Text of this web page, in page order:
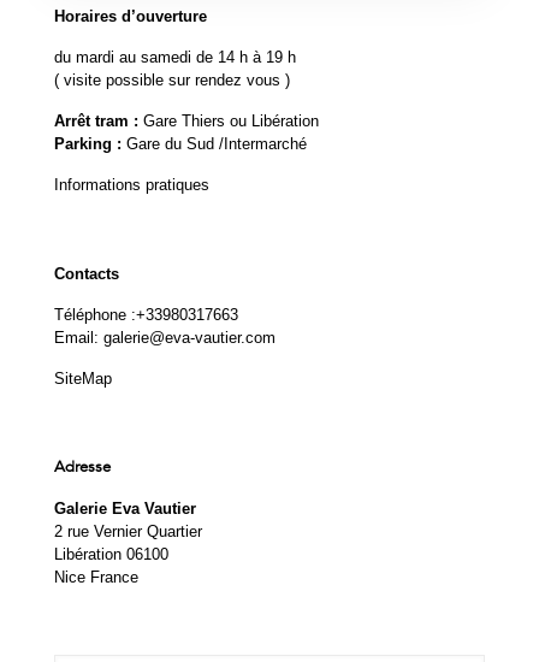
Horaires d’ouverture
du mardi au samedi de 14 h à 19 h
( visite possible sur rendez vous )
Arrêt tram : Gare Thiers ou Libération
Parking : Gare du Sud /Intermarché
Informations pratiques
Contacts
Téléphone :+33980317663
Email: galerie@eva-vautier.com
SiteMap
Adresse
Galerie Eva Vautier
2 rue Vernier Quartier
Libération 06100
Nice France